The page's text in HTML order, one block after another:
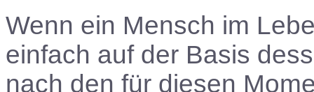
Wenn ein Mensch im
einfach auf der Basis
nach den für diesen